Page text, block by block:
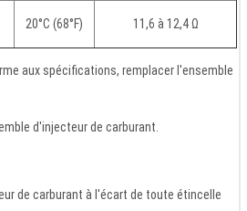
20°C (68°F) 11,6 à 12,4 Ω
aux spécifications, remplacer l'ensemble
d'injecteur de carburant.
de carburant à l'écart de toute étincelle